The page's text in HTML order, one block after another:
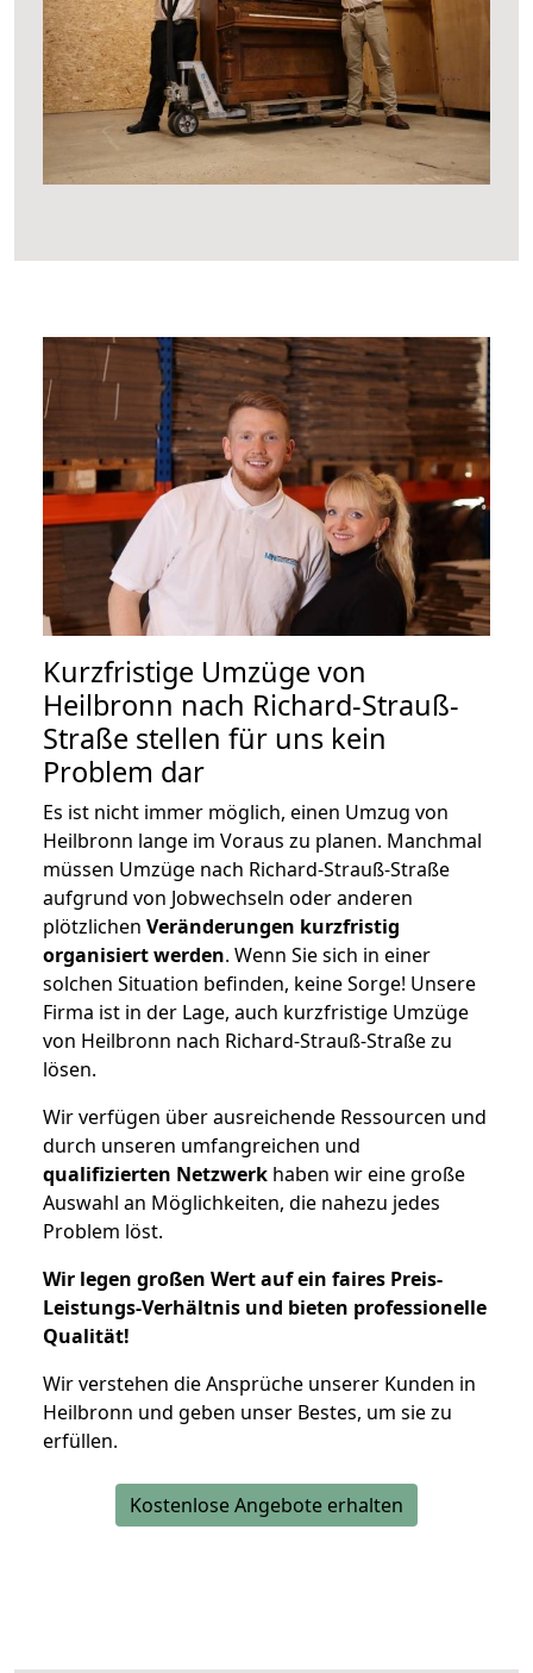
Kurzfristige Umzüge von
Heilbronn nach Richard-Strauß-
Straße stellen für uns kein
Problem dar
Es ist nicht immer möglich, einen Umzug von
Heilbronn lange im Voraus zu planen. Manchmal
müssen Umzüge nach Richard-Strauß-Straße
aufgrund von Jobwechseln oder anderen
plötzlichen Veränderungen kurzfristig
organisiert werden. Wenn Sie sich in einer
solchen Situation befinden, keine Sorge! Unsere
Firma ist in der Lage, auch kurzfristige Umzüge
von Heilbronn nach Richard-Strauß-Straße zu
lösen.
Wir verfügen über ausreichende Ressourcen und
durch unseren umfangreichen und
qualifizierten Netzwerk haben wir eine große
Auswahl an Möglichkeiten, die nahezu jedes
Problem löst.
Wir legen großen Wert auf ein faires Preis-
Leistungs-Verhältnis und bieten professionelle
Qualität!
Wir verstehen die Ansprüche unserer Kunden in
Heilbronn und geben unser Bestes, um sie zu
erfüllen.
Kostenlose Angebote erhalten